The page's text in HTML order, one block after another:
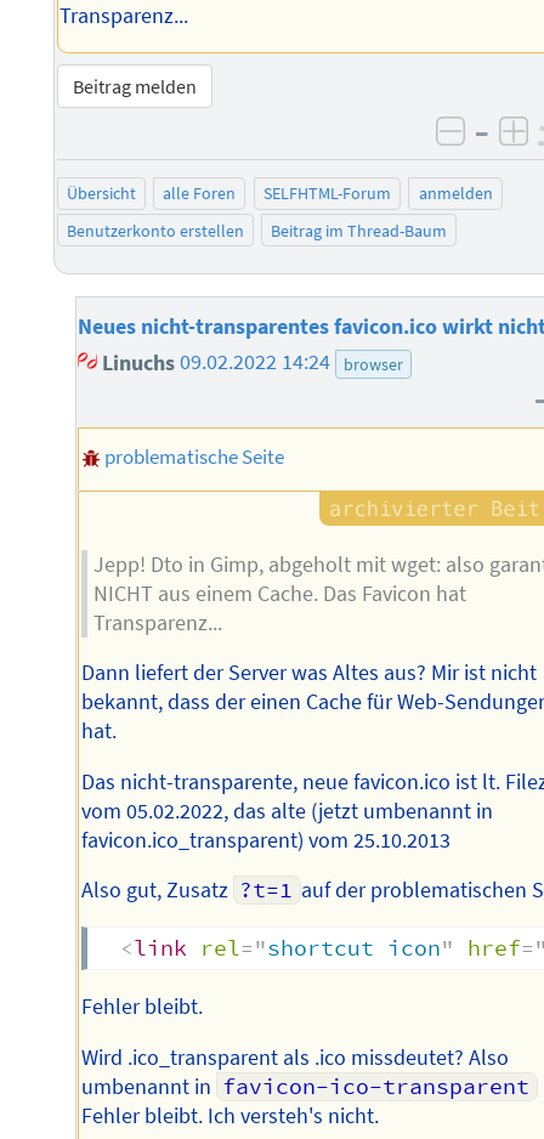
Transparenz...
Beitrag melden
–
Übersicht alle Foren SELFHTML-Forum
anmelden
Benutzerkonto erstellen
Beitrag im Thread-Baum
Neues nicht-transparentes favicon.ico wirkt
Linuchs09.02.2022 14:24 browser
problematische Seite
Jepp! Dto in Gimp, abgeholt mit wget: also
NICHT aus einem Cache. Das Favicon hat
Transparenz...
Dann liefert der Server was Altes aus? Mir ist nicht
bekannt, dass der einen Cache für Web-
hat.
Das nicht-transparente, neue favicon.ico ist lt.
vom 05.02.2022, das alte (jetzt umbenannt in
favicon.ico_transparent) vom 25.10.2013
Also gut, Zusatz ?t=1 auf der problematischen
<link rel="shortcut icon" href=
Fehler bleibt.
Wird .ico_transparent als .ico missdeutet? Also
umbenannt in favicon-ico-transparent
Fehler bleibt. Ich versteh's nicht.